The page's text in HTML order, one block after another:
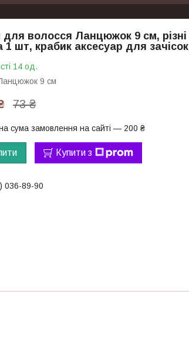
волосся Ланцюжок 9 см, різні
1 шт, крабик аксесуар для зачісок
14 од.
9 см
73 ₴
сума замовлення на сайті — 200 ₴
Купити з
036-89-90